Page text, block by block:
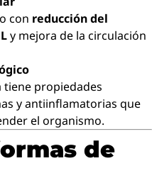
con reducción del
y mejora de la circulación
tiene propiedades
y antiinflamatorias que
el organismo.
de